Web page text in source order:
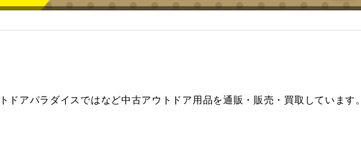
アパラダイスではなど中古アウトドア用品を通販・販売・買取しています。